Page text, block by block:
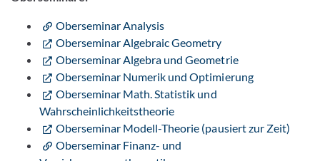
Oberseminar Analysis
Oberseminar Algebraic Geometry
Oberseminar Algebra und Geometrie
Oberseminar Numerik und Optimierung
Oberseminar Math. Statistik und
Wahrscheinlichkeitstheorie
Oberseminar Modell-Theorie (pausiert zur Zeit)
Oberseminar Finanz- und